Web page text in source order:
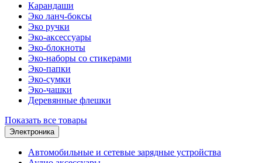
Карандаши
Эко ланч-боксы
Эко ручки
Эко-аксессуары
Эко-блокноты
Эко-наборы со стикерами
Эко-папки
Эко-сумки
Эко-чашки
Деревянные флешки
Показать все товары
Электроника
Автомобильные и сетевые зарядные устройства